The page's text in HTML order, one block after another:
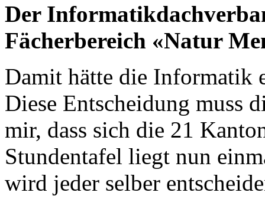
Der
Fächerbereich «Natur
Damit hätte die Informatik
Diese Entscheidung muss
mir, dass sich die 21
Stundentafel liegt nun
wird jeder selber